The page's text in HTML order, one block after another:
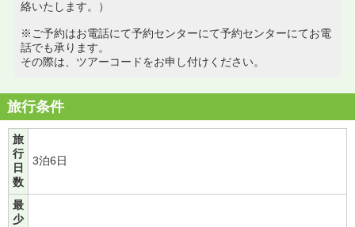
絡いたします。）
※ご予約はお電話にて予約センターにて予約センターにてお電
話でも承ります。
その際は、ツアーコードをお申し付けください。
旅行条件
旅
行
日
数
3泊6日
最
少